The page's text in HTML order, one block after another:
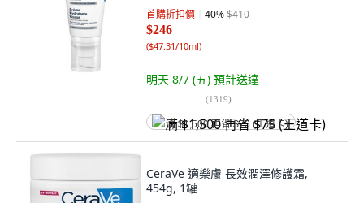
首購折扣價 40%$410
$246
($47.31/10ml)
明天 8/7 (五) 預計送達
(1319)
满 $1,500 再省 $75 (王道卡)
CeraVe 適樂膚 長效潤澤修護霜,
454g, 1罐